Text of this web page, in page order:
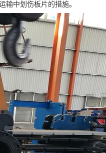
输中划伤板片的措施。